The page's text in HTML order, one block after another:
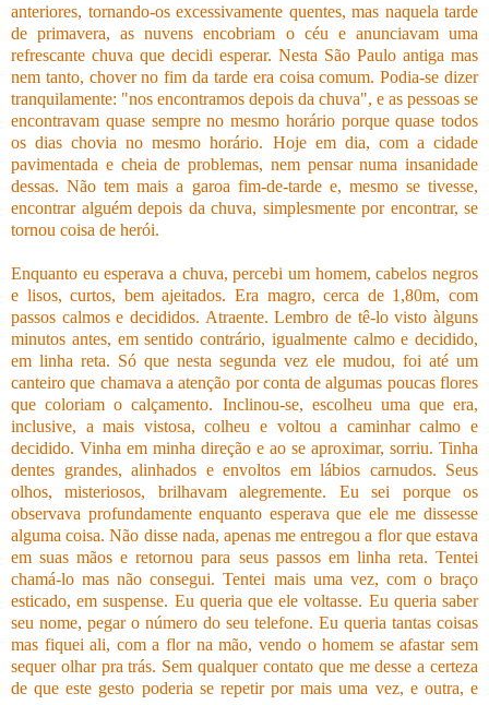
anteriores, tornando-os excessivamente quentes, mas naquela tarde
de primavera, as nuvens encobriam o céu e anunciavam uma
refrescante chuva que decidi esperar. Nesta São Paulo antiga mas
nem tanto, chover no fim da tarde era coisa comum. Podia-se dizer
tranquilamente: "nos encontramos depois da chuva", e as pessoas se
encontravam quase sempre no mesmo horário porque quase todos
os dias chovia no mesmo horário. Hoje em dia, com a cidade
pavimentada e cheia de problemas, nem pensar numa insanidade
dessas. Não tem mais a garoa fim-de-tarde e, mesmo se tivesse,
encontrar alguém depois da chuva, simplesmente por encontrar, se
tornou coisa de herói.
Enquanto eu esperava a chuva, percebi um homem, cabelos negros
e lisos, curtos, bem ajeitados. Era magro, cerca de 1,80m, com
passos calmos e decididos. Atraente. Lembro de tê-lo visto àlguns
minutos antes, em sentido contrário, igualmente calmo e decidido,
em linha reta. Só que nesta segunda vez ele mudou, foi até um
canteiro que chamava a atenção por conta de algumas poucas flores
que coloriam o calçamento. Inclinou-se, escolheu uma que era,
inclusive, a mais vistosa, colheu e voltou a caminhar calmo e
decidido. Vinha em minha direção e ao se aproximar, sorriu. Tinha
dentes grandes, alinhados e envoltos em lábios carnudos. Seus
olhos, misteriosos, brilhavam alegremente. Eu sei porque os
observava profundamente enquanto esperava que ele me dissesse
alguma coisa. Não disse nada, apenas me entregou a flor que estava
em suas mãos e retornou para seus passos em linha reta. Tentei
chamá-lo mas não consegui. Tentei mais uma vez, com o braço
esticado, em suspense. Eu queria que ele voltasse. Eu queria saber
seu nome, pegar o número do seu telefone. Eu queria tantas coisas
mas fiquei ali, com a flor na mão, vendo o homem se afastar sem
sequer olhar pra trás. Sem qualquer contato que me desse a certeza
de que este gesto poderia se repetir por mais uma vez, e outra, e